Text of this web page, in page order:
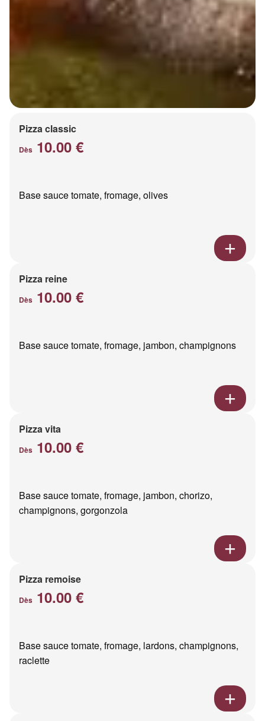
Pizza classic
Dès 10.00 €
Base sauce tomate, fromage, olives
Pizza reine
Dès 10.00 €
Base sauce tomate, fromage, jambon, champignons
Pizza vita
Dès 10.00 €
Base sauce tomate, fromage, jambon, chorizo,
champignons, gorgonzola
Pizza remoise
Dès 10.00 €
Base sauce tomate, fromage, lardons, champignons,
raclette